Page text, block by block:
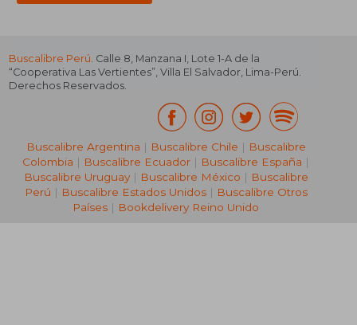
Buscalibre Perú. Calle 8, Manzana I, Lote 1-A de la
“Cooperativa Las Vertientes”, Villa El Salvador, Lima-Perú.
Derechos Reservados.
Buscalibre Argentina | Buscalibre Chile | Buscalibre
Colombia | Buscalibre Ecuador | Buscalibre España |
Buscalibre Uruguay| Buscalibre México | Buscalibre
Perú | Buscalibre Estados Unidos| Buscalibre Otros
Países | Bookdelivery Reino Unido